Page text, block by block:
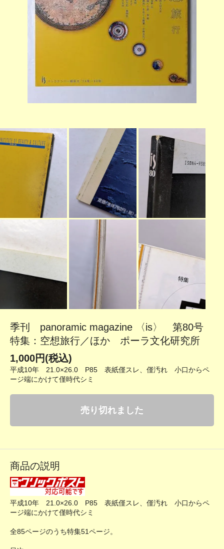
季刊 panoramic magazine 〈is〉 第80号
特集：空想旅行／ほか ポーラ文化研究所
1,000円(税込)
平成10年 21.0×26.0 P85 表紙僅スレ、僅汚れ 小口からペ
ージ端にかけて僅時代シミ
売り切れました
商品の説明
平成10年 21.0×26.0 P85 表紙僅スレ、僅汚れ 小口からペ
ージ端にかけて僅時代シミ
全85ページのうち特集51ページ。